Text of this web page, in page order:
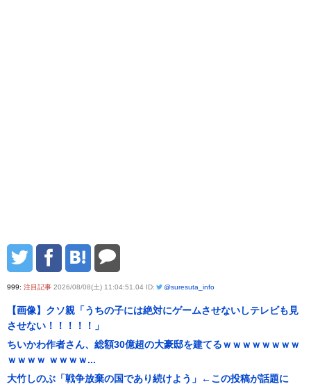
999: 注目記事 2026/08/08(土) 11:04:51.04 ID: @suresuta_info
【画像】クソ親「うちの子には絶対にゲームさせないしテレビも見
させない！！！！！」
ちいかわ作者さん、総額30億超の大豪邸を建てるｗｗｗｗｗｗｗｗ
ｗｗｗｗ ｗｗｗｗ...
大竹しのぶ「戦争放棄の国であり続けよう」←この投稿が話題に